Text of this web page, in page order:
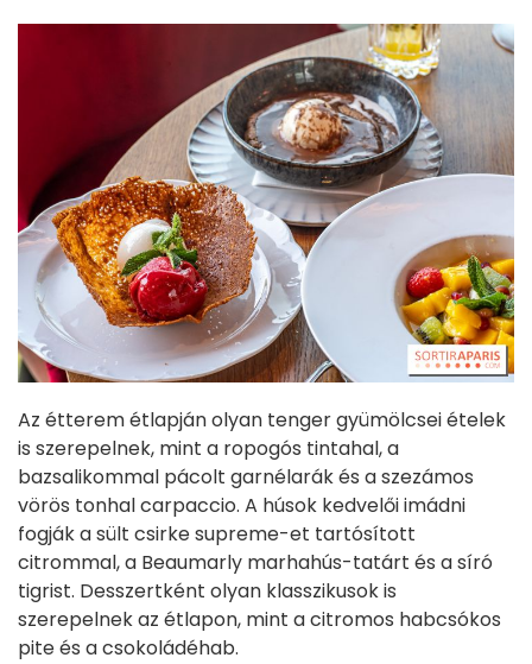
Az étterem étlapján olyan tenger gyümölcsei ételek
is szerepelnek, mint a ropogós tintahal, a
bazsalikommal pácolt garnélarák és a szezámos
vörös tonhal carpaccio. A húsok kedvelői imádni
fogják a sült csirke supreme-et tartósított
citrommal, a Beaumarly marhahús-tatárt és a síró
tigrist. Desszertként olyan klasszikusok is
szerepelnek az étlapon, mint a citromos habcsókos
pite és a csokoládéhab.